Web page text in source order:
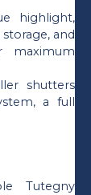
highlight,
and
maximum
shutters
a full
Tutegny